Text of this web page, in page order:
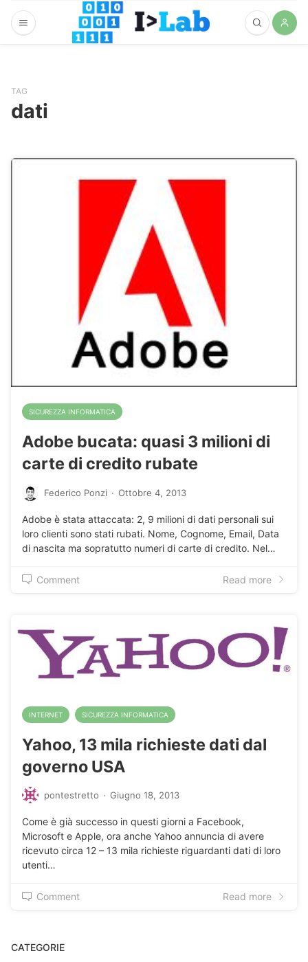
TAG
dati
SICUREZZA INFORMATICA
Adobe bucata: quasi 3 milioni di
carte di credito rubate
Federico Ponzi · Ottobre 4, 2013
Adobe è stata attaccata: 2, 9 milioni di dati personali sui
loro clienti sono stati rubati. Nome, Cognome, Email, Data
di nascita ma sopratutto numeri di carte di credito. Nel…
Comment Read more
INTERNET SICUREZZA INFORMATICA
Yahoo, 13 mila richieste dati dal
governo USA
pontestretto · Giugno 18, 2013
Come è già successo in questi giorni a Facebook,
Microsoft e Apple, ora anche Yahoo annuncia di avere
ricevuto circa 12 – 13 mila richieste riguardanti dati di loro
utenti…
Comment Read more
CATEGORIE